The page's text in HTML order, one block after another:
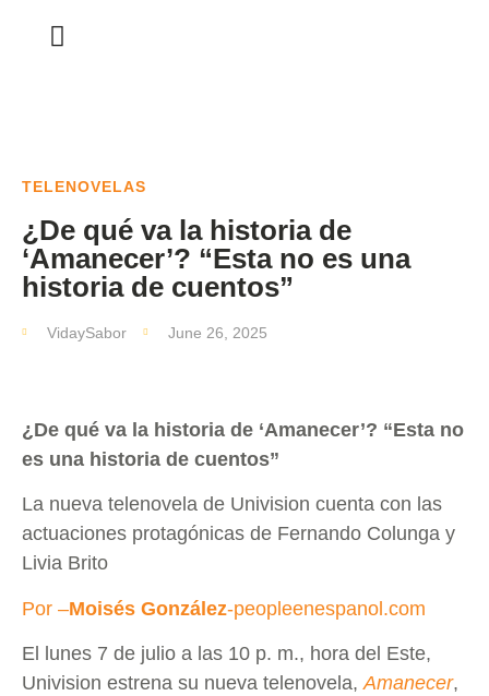
TELENOVELAS
¿De qué va la historia de
‘Amanecer’? “Esta no es una
historia de cuentos”
VidaySabor June 26, 2025
¿De qué va la historia de ‘Amanecer’? “Esta no
es una historia de cuentos”
La nueva telenovela de Univision cuenta con las
actuaciones protagónicas de Fernando Colunga y
Livia Brito
Por –Moisés González-peopleenespanol.com
El lunes 7 de julio a las 10 p. m., hora del Este,
Univision estrena su nueva telenovela,Amanecer,